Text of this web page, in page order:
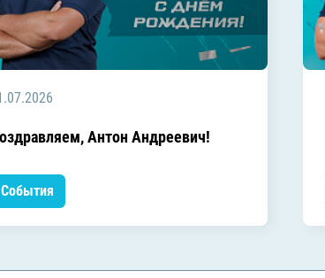
Антон Андреевич!
События